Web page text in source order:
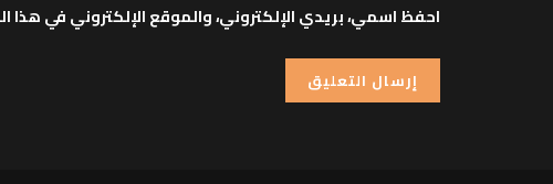
احفظ اسمي، بريدي الإلكتروني، والموقع الإلكتروني في